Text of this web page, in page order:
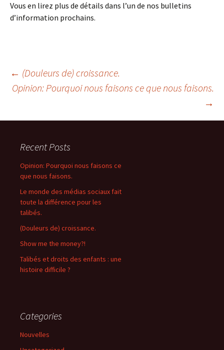
Vous en lirez plus de détails dans l’un de nos bulletins
d’information prochains.
Post
navigation
← (Douleurs de) croissance.
Opinion: Pourquoi nous faisons ce que nous faisons.
→
Recent Posts
Opinion: Pourquoi nous faisons ce
que nous faisons.
Le monde des médias sociaux fait
toute la différence pour les
talibés.
(Douleurs de) croissance.
Show me the money?!
Talibés et droits des enfants : une
histoire difficile ?
Categories
Nouvelles